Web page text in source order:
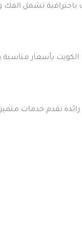
تشمل الفك
بأسعار مناسبة
تقدم خدمات متميزة